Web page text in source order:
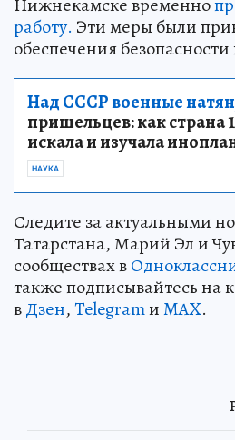
работу. Эти меры были
обеспечения безопасности
Над СССР военные
пришельцев: как страна
искала и изучала
НАУКА
Следите за актуальными
Татарстана, Марий Эл и
сообществах в
также подписывайтесь на
вДзен,TelegramиMAX.